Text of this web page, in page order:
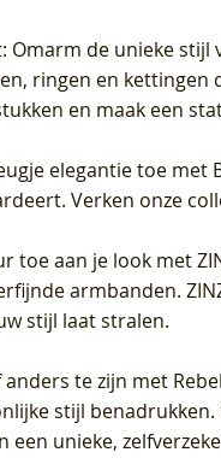
: Omarm de unieke stijl
ringen en
en maak een
elegantie toe
Verken onze
toe aan je look met
armbanden.
stijl laat stralen.
anders te zijn met
stijl
unieke,